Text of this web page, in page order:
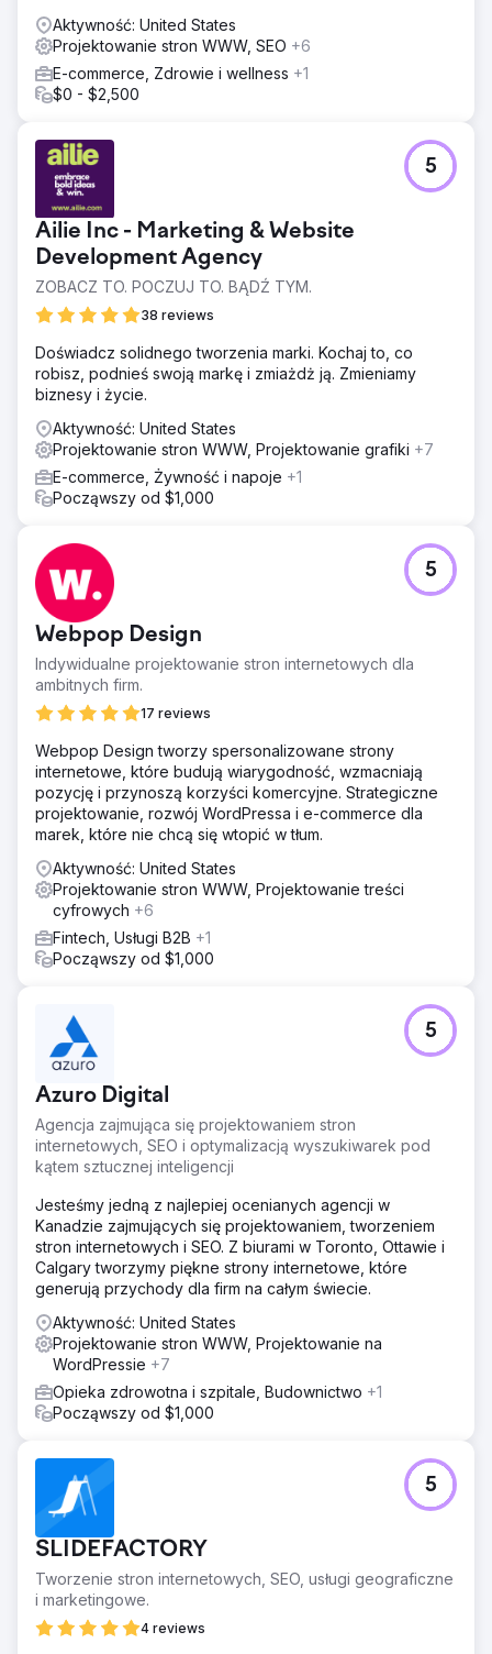
Aktywność: United States
Projektowanie stron WWW, SEO +6
E-commerce, Zdrowie i wellness +1
$0 - $2,500
Ailie Inc - Marketing & Website
Development Agency
ZOBACZ TO. POCZUJ TO. BĄDŹ TYM.
38 reviews
5
Doświadcz solidnego tworzenia marki. Kochaj to, co
robisz, podnieś swoją markę i zmiażdż ją. Zmieniamy
biznesy i życie.
Aktywność: United States
Projektowanie stron WWW, Projektowanie grafiki +7
E-commerce, Żywność i napoje +1
Począwszy od $1,000
Webpop Design
Indywidualne projektowanie stron internetowych dla
ambitnych firm.
17 reviews
5
Webpop Design tworzy spersonalizowane strony
internetowe, które budują wiarygodność, wzmacniają
pozycję i przynoszą korzyści komercyjne. Strategiczne
projektowanie, rozwój WordPressa i e-commerce dla
marek, które nie chcą się wtopić w tłum.
Aktywność: United States
Projektowanie stron WWW, Projektowanie treści
cyfrowych +6
Fintech, Usługi B2B +1
Począwszy od $1,000
Azuro Digital
Agencja zajmująca się projektowaniem stron
internetowych, SEO i optymalizacją wyszukiwarek pod
kątem sztucznej inteligencji
5
Jesteśmy jedną z najlepiej ocenianych agencji w
Kanadzie zajmujących się projektowaniem, tworzeniem
stron internetowych i SEO. Z biurami w Toronto, Ottawie i
Calgary tworzymy piękne strony internetowe, które
generują przychody dla firm na całym świecie.
Aktywność: United States
Projektowanie stron WWW, Projektowanie na
WordPressie +7
Opieka zdrowotna i szpitale, Budownictwo +1
Począwszy od $1,000
SLIDEFACTORY
Tworzenie stron internetowych, SEO, usługi geograficzne
i marketingowe.
4 reviews
5